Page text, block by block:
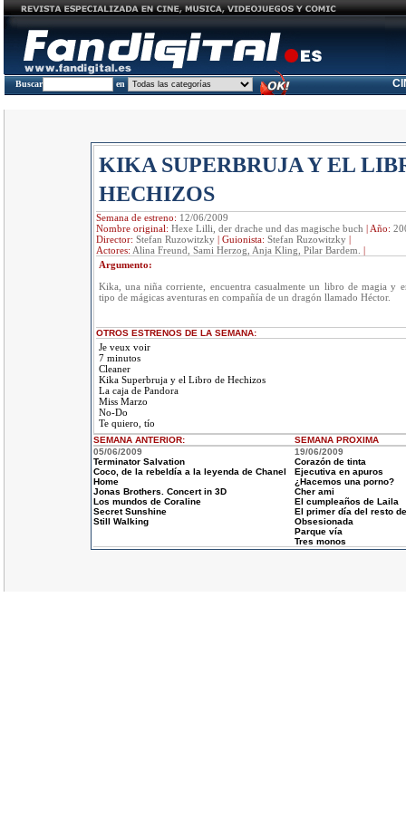
Buscar en
KIKA SUPERBRUJA Y EL
HECHIZOS
Semana de estreno: 12/06/2009
Nombre original: Hexe Lilli, der drache und das magische buch | Año:
Director: Stefan Ruzowitzky| Guionista: Stefan Ruzowitzky|
Actores: Alina Freund, Sami Herzog, Anja Kling, Pilar Bardem. |
Argumento:
Kika, una niña corriente, encuentra casualmente un libro de magia y
tipo de mágicas aventuras en compañía de un dragón llamado Héctor.
OTROS ESTRENOS DE LA SEMANA:
Je veux voir
7 minutos
Cleaner
Kika Superbruja y el Libro de Hechizos
La caja de Pandora
Miss Marzo
No-Do
Te quiero, tío
SEMANA ANTERIOR: SEMANA PROXIMA
05/06/2009
Terminator Salvation
Coco, de la rebeldía a la leyenda de Chanel
Home
Jonas Brothers. Concert in 3D
Los mundos de Coraline
Secret Sunshine
Still Walking
19/06/2009
Corazón de tinta
Ejecutiva en apuros
¿Hacemos una porno?
Cher ami
El cumpleaños de Laila
El primer día del resto
Obsesionada
Parque vía
Tres monos